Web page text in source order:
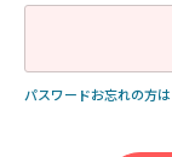
パスワードお忘れの方